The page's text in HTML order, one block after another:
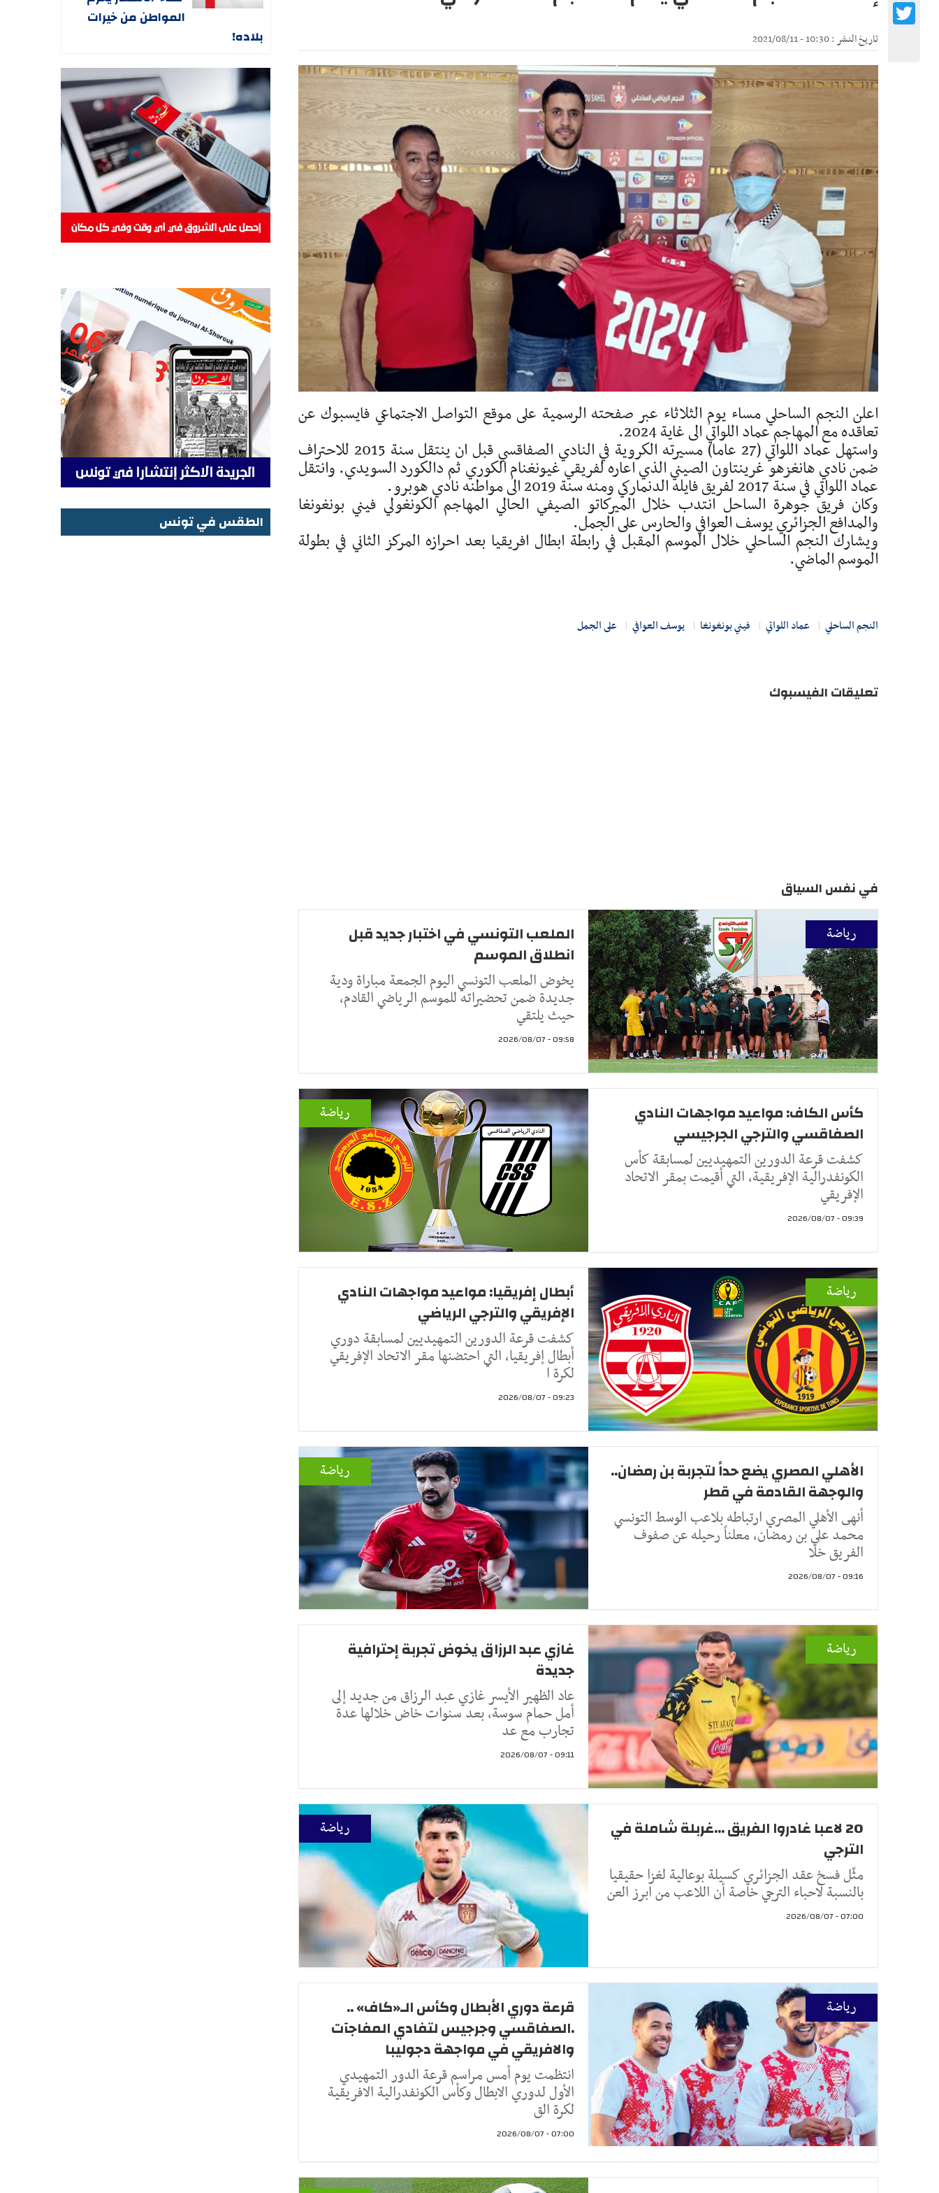
تاريخ النشر : 10:30 - 2021/08/11
اعلن النجم الساحلي مساء يوم الثلاثاء عبر صفحته الرسمية على موقع التواصل الاجتماعي فايسبوك عن
تعاقده مع المهاجم عماد اللواتي الى غاية 2024.
واستهل عماد اللواتي (27 عاما) مسيرته الكروية في النادي الصفاقسي قبل ان ينتقل سنة 2015 للاحتراف
ضمن نادي هانغزهو غرينتاون الصيني الذي اعاره لفريقي غيونغنام الكوري ثم دالكورد السويدي. وانتقل
عماد اللواتي في سنة 2017 لفريق فايله الدنماركي ومنه سنة 2019 الى مواطنه نادي هوبرو.
وكان فريق جوهرة الساحل انتدب خلال الميركاتو الصيفي الحالي المهاجم الكونغولي فيني بونغونغا
والمدافع الجزائري يوسف العوافي والحارس على الجمل.
ويشارك النجم الساحلي خلال الموسم المقبل في رابطة ابطال افريقيا بعد احرازه المركز الثاني في بطولة
الموسم الماضي.
النجم الساحلي عماد اللواتي فيني بونغونغا يوسف العوافي على الجمل
Twitter
تعليقات الفيسبوك
في نفس السياق
رياضة
الملعب التونسي في اختبار جديد قبل
انطلاق الموسم
يخوض الملعب التونسي اليوم الجمعة مباراة ودية
جديدة ضمن تحضيراته للموسم الرياضي القادم،
حيث يلتقي
09:58 - 2026/08/07
رياضة
كأس الكاف: مواعيد مواجهات النادي
الصفاقسي والترجي الجرجيسي
كشفت قرعة الدورين التمهيديين لمسابقة كأس
الكونفدرالية الإفريقية، التي أقيمت بمقر الاتحاد
الإفريقي
09:39 - 2026/08/07
رياضة
أبطال إفريقيا: مواعيد مواجهات النادي
الإفريقي والترجي الرياضي
كشفت قرعة الدورين التمهيديين لمسابقة دوري
أبطال إفريقيا، التي احتضنها مقر الاتحاد الإفريقي
لكرة ا
09:23 - 2026/08/07
رياضة
الأهلي المصري يضع حداً لتجربة بن رمضان..
والوجهة القادمة في قطر
أنهى الأهلي المصري ارتباطه بلاعب الوسط التونسي
محمد علي بن رمضان، معلناً رحيله عن صفوف
الفريق خلا
09:16 - 2026/08/07
رياضة
غازي عبد الرزاق يخوض تجربة إحترافية
جديدة
عاد الظهير الأيسر غازي عبد الرزاق من جديد إلى
أمل حمام سوسة، بعد سنوات خاض خلالها عدة
تجارب مع عد
09:11 - 2026/08/07
رياضة
20 لاعبا غادروا الفريق ...غربلة شاملة في
الترجي
مثّل فسخ عقد الجزائري كسيلة بوعالية لغزا حقيقيا
بالنسبة لاحباء الترجي خاصة أن اللاعب من ابرز العن
07:00 - 2026/08/07
رياضة
قرعة دوري الأبطال وكأس الـ«كاف» ..
.الصفاقسي وجرجيس لتفادي المفاجآت
والافريقي في مواجهة دجوليبا
انتظمت يوم أمس مراسم قرعة الدور التمهيدي
الأول لدوري الابطال وكأس الكونفدرالية الافريقية
لكرة الق
07:00 - 2026/08/07
المواطن من خيرات
بلاده!
الطقس في تونس